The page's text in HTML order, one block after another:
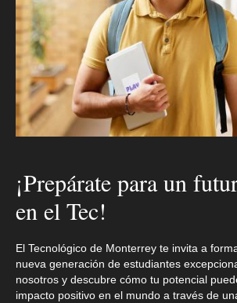
¡Prepárate para un
en el Tec!
El Tecnológico de Monterrey te invita a
nueva generación de estudiantes
nosotros y descubre cómo tu potencial
impacto positivo en el mundo a través de